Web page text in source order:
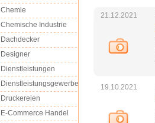
21.12.2021
19.10.2021
Chemie
Chemische Industrie
Dachdecker
Designer
Dienstleistungen
Dienstleistungsgewerbe
Druckereien
E-Commerce Handel